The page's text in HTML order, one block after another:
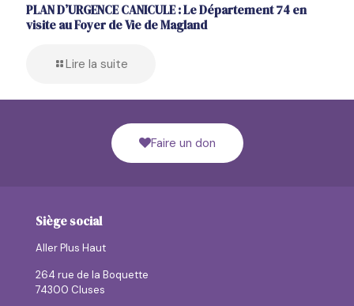
PLAN D’URGENCE CANICULE : Le Département 74 en
visite au Foyer de Vie de Magland
Lire la suite
Faire un don
Siège social
Aller Plus Haut
264 rue de la Boquette
74300 Cluses